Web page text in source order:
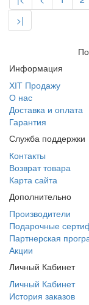
>|
Информация
ХІТ Продажу
О нас
Доставка и оплата
Гарантия
Служба поддержки
Контакты
Возврат товара
Карта сайта
Дополнительно
Производители
Подарочные
Партнерская
Акции
Личный Кабинет
Личный Кабинет
История заказов